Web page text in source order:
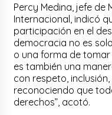
Percy Medina, jefe de
Internacional, indicó
participación en el
democracia no es
o una forma de tomar
es también una
con respeto,
reconociendo que
derechos”, acotó.